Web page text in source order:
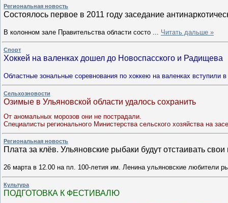
Региональная новость
Состоялось первое в 2011 году заседание
В колонном зале Правительства области состо ... Читать дальше »
Спорт
Хоккей на валенках дошел до Новоспасского и Радищева
Областные зональные соревнования по хоккею на валенках
Сельхозновости
Озимые в Ульяновской области удалось сохранить
От аномальных морозов они не пострадали.
Специалисты регионального Министерства сельского хозяйства на
Региональная новость
Плата за клёв. Ульяновские рыбаки будут отстаивать свои
26 марта в 12.00 на пл. 100-летия им. Ленина ульяновские любители
Культура
ПОДГОТОВКА К ФЕСТИВАЛЮ